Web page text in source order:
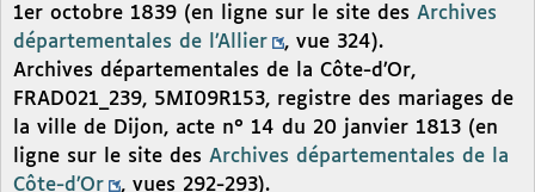
1er octobre 1839 (en ligne sur le site des Archives
départementales de l’Allier
, vue 324).
Archives départementales de la Côte-d’Or,
FRAD021_239, 5MI09R153, registre des mariages de
la ville de Dijon, acte n° 14 du 20 janvier 1813 (en
ligne sur le site des Archives départementales de la
Côte-d’Or
, vues 292-293).